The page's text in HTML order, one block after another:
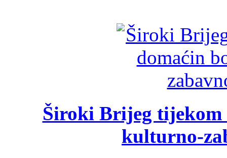
Široki Brijeg tijekom
kulturno-